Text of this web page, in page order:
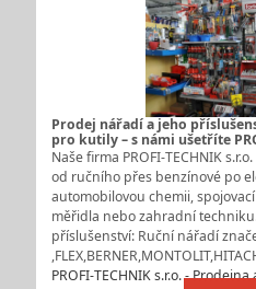
Prodej nářadí a jeho
pro kutily – s námi ušetříte
Naše firma PROFI-TECHNIK
od ručního přes benzínové po
automobilovou chemii,
měřidla nebo zahradní
příslušenství: Ruční nářadí
PROFI-TECHNIK s.r.o. -